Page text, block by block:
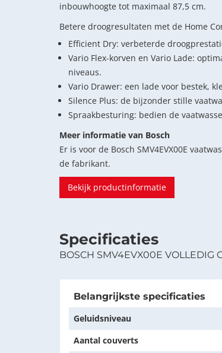
inbouwhoogte tot maximaal 87,5 cm.
Betere droogresultaten met de Home
Efficient Dry: verbeterde
Vario Flex-korven en Vario Lade:
niveaus.
Vario Drawer: een lade voor bestek,
Silence Plus: de bijzonder stille
Spraakbesturing: bedien de
Meer informatie van Bosch
Er is voor de Bosch SMV4EVX00E
de fabrikant.
Bekijk productinformatie
Specificaties
BOSCH SMV4EVX00E VOLLEDIG
Belangrijkste specificaties
Geluidsniveau
Aantal couverts